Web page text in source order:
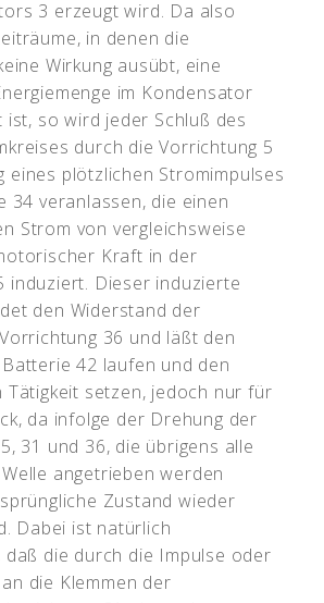
3 erzeugt wird. Da also
in denen die
Wirkung ausübt, eine
im Kondensator
ist, so wird jeder Schluß des
durch die Vorrichtung 5
eines plötzlichen Stromimpulses
34 veranlassen, die einen
Strom von vergleichsweise
Kraft in der
induziert. Dieser induzierte
den Widerstand der
36 und läßt den
42 laufen und den
Tätigkeit setzen, jedoch nur für
da infolge der Drehung der
31 und 36, die übrigens alle
angetrieben werden
Zustand wieder
Dabei ist natürlich
die durch die Impulse oder
die Klemmen der